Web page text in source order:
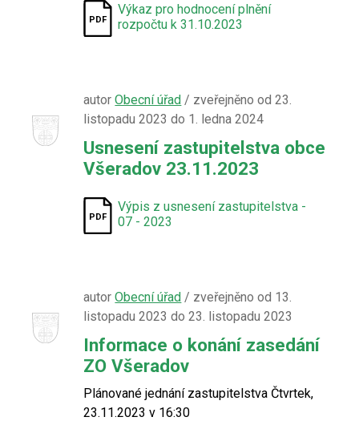
Výkaz pro hodnocení plnění
rozpočtu k 31.10.2023
autorObecní úřad / zveřejněno od 23.
listopadu 2023 do 1. ledna 2024
Usnesení zastupitelstva obce
Všeradov 23.11.2023
Výpis z usnesení zastupitelstva -
07 - 2023
autorObecní úřad / zveřejněno od 13.
listopadu 2023 do 23. listopadu 2023
Informace o konání zasedání
ZO Všeradov
Plánované jednání zastupitelstva Čtvrtek,
23.11.2023 v 16:30